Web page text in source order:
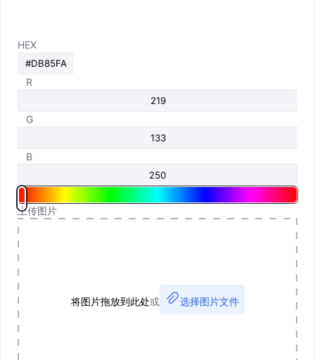
HEX
R
G
B
上传图片
将图片拖放到此处或 选择图片文件